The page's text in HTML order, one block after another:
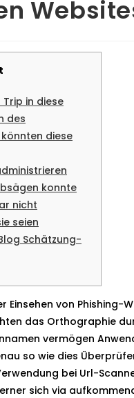
in diese
des
diese
konnte
nicht
seien
Schätzung-
Einsehen von Phishing-
das Orthographie
vermögen
so wie dies
bei Url-
sich via